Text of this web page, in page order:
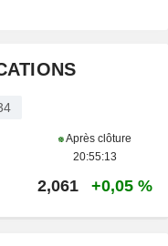
Après clôture
20:55:13
2,061 +0,05 %